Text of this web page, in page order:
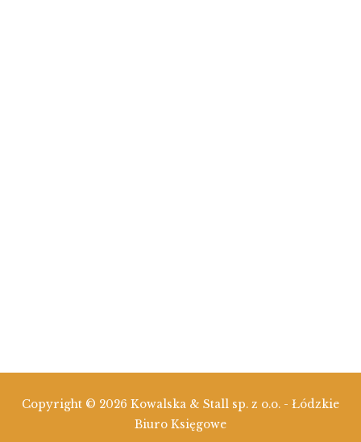
Copyright © 2026 Kowalska & Stall sp. z o.o. - Łódzkie
Biuro Księgowe